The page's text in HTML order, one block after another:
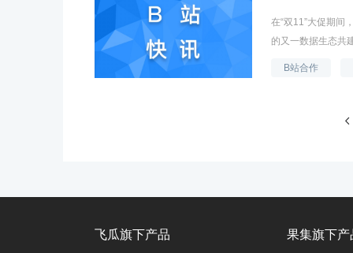
在“双11”大促期间
的又一数据生态共
B站合作
飞瓜旗下产品 果集旗下产